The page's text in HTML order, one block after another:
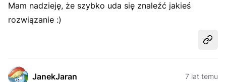
Mam nadzieję, że szybko uda się znaleźć jakieś
rozwiązanie :)
JanekJaran 7 lat temu